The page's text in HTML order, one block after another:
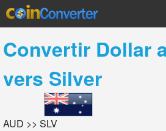
Convertir Dollar
vers Silver
AUD >> SLV